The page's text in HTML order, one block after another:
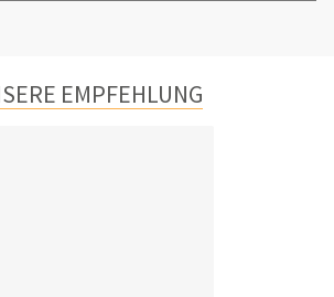
EMPFEHLUNG